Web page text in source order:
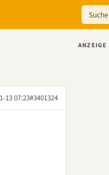
13 07:23#3401324
ANZEIGE